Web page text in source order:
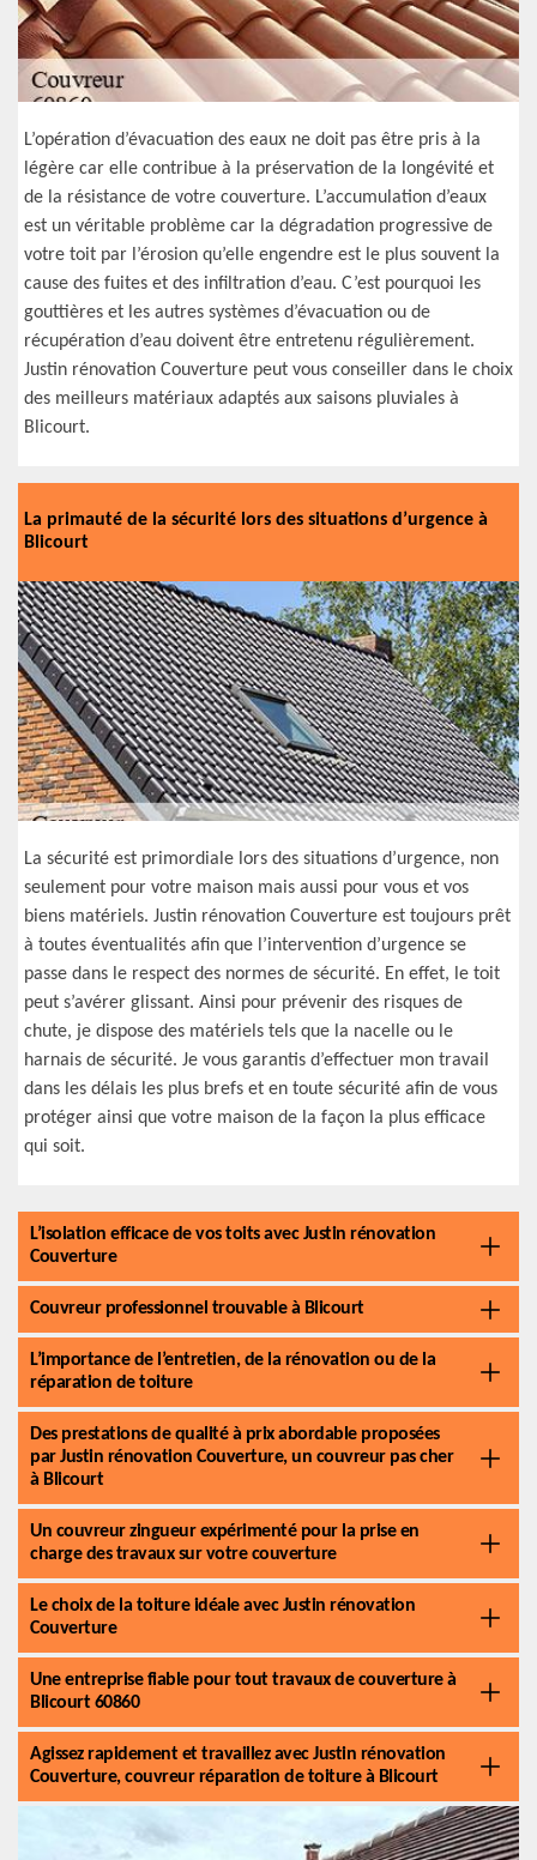
L’opération d’évacuation des eaux ne doit pas être pris à la
légère car elle contribue à la préservation de la longévité et
de la résistance de votre couverture. L’accumulation d’eaux
est un véritable problème car la dégradation progressive de
votre toit par l’érosion qu’elle engendre est le plus souvent la
cause des fuites et des infiltration d’eau. C’est pourquoi les
gouttières et les autres systèmes d’évacuation ou de
récupération d’eau doivent être entretenu régulièrement.
Justin rénovation Couverture peut vous conseiller dans le choix
des meilleurs matériaux adaptés aux saisons pluviales à
Blicourt.
La primauté de la sécurité lors des situations d’urgence à
Blicourt
La sécurité est primordiale lors des situations d’urgence, non
seulement pour votre maison mais aussi pour vous et vos
biens matériels. Justin rénovation Couverture est toujours prêt
à toutes éventualités afin que l’intervention d’urgence se
passe dans le respect des normes de sécurité. En effet, le toit
peut s’avérer glissant. Ainsi pour prévenir des risques de
chute, je dispose des matériels tels que la nacelle ou le
harnais de sécurité. Je vous garantis d’effectuer mon travail
dans les délais les plus brefs et en toute sécurité afin de vous
protéger ainsi que votre maison de la façon la plus efficace
qui soit.
L’isolation efficace de vos toits avec Justin rénovation
Couverture
Couvreur professionnel trouvable à Blicourt
L’importance de l’entretien, de la rénovation ou de la
réparation de toiture
Des prestations de qualité à prix abordable proposées
par Justin rénovation Couverture, un couvreur pas cher
à Blicourt
Un couvreur zingueur expérimenté pour la prise en
charge des travaux sur votre couverture
Le choix de la toiture idéale avec Justin rénovation
Couverture
Une entreprise fiable pour tout travaux de couverture à
Blicourt 60860
Agissez rapidement et travaillez avec Justin rénovation
Couverture, couvreur réparation de toiture à Blicourt